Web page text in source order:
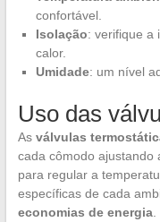
confortável.
Isolação: verifique a
calor.
Umidade: um nível
Uso das
As válvulas
cada cômodo ajustando
para regular a
específicas de cada
economias de energia.